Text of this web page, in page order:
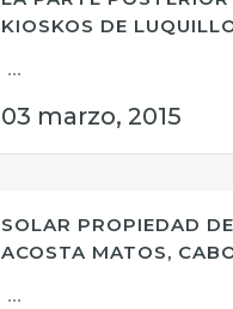
KIOSKOS DE
...
03 marzo, 2015
SOLAR PROPIEDAD
ACOSTA MATOS,
...